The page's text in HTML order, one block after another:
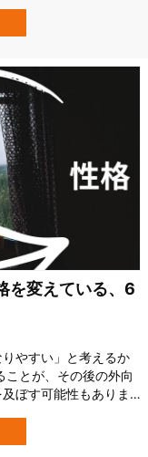
ムが実際の感覚能力
を検出できるという
を変えている、6
やすい」と考えるか
ことが、その後の外向
ぼす可能性もありま
しており、4年後の互
年6月19日付で、科